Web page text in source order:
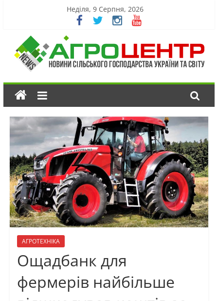
Неділя, 9 Серпня, 2026
АГРОТЕХНІКА
Ощадбанк для
фермерів найбільше